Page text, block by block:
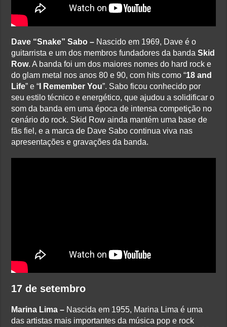
Dave “Snake” Sabo – Nascido em 1969, Dave é o
guitarrista e um dos membros fundadores da bandaSkid
Row. A banda foi um dos maiores nomes do hard rock e
do glam metal nos anos 80 e 90, com hits como “18 and
Life” e “ I Remember You”. Sabo ficou conhecido por
seu estilo técnico e energético, que ajudou a solidificar o
som da banda em uma época de intensa competição no
cenário do rock. Skid Row ainda mantém uma base de
fãs fiel, e a marca de Dave Sabo continua viva nas
apresentações e gravações da banda.
17 de setembro
Marina Lima – Nascida em 1955, Marina Lima é uma
das artistas mais importantes da música pop e rock